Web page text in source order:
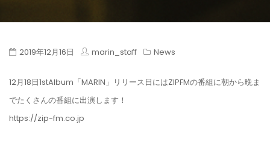
2019年12月16日 marin_staff News
12月18日1stAlbum「MARIN」リリース日にはZIPFMの番組に朝から晩ま
でたくさんの番組に出演します！
https://zip-fm.co.jp